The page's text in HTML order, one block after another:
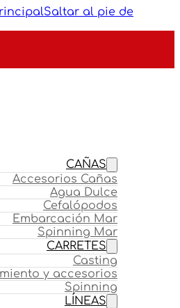
Saltar al pie de
CAÑAS
Accesorios Cañas
Agua Dulce
Cefalópodos
Embarcación Mar
Spinning Mar
CARRETES
Casting
y accesorios
Spinning
LÍNEAS